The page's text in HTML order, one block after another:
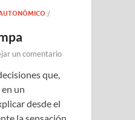
/
un comentario
que,
un
desde el
la sensación